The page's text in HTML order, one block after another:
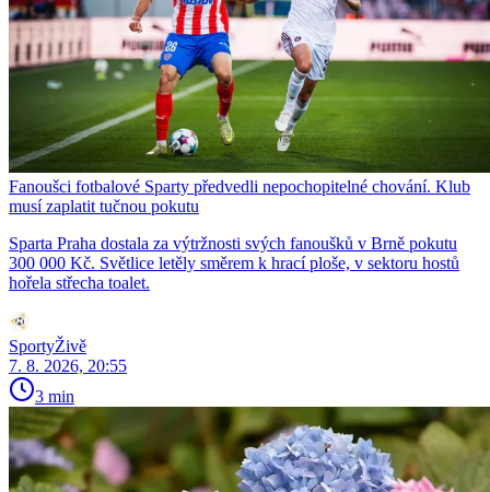
Fanoušci fotbalové Sparty předvedli nepochopitelné chování. Klub
musí zaplatit tučnou pokutu
Sparta Praha dostala za výtržnosti svých fanoušků v Brně pokutu
300 000 Kč. Světlice letěly směrem k hrací ploše, v sektoru hostů
hořela střecha toalet.
SportyŽivě
7. 8. 2026, 20:55
3 min